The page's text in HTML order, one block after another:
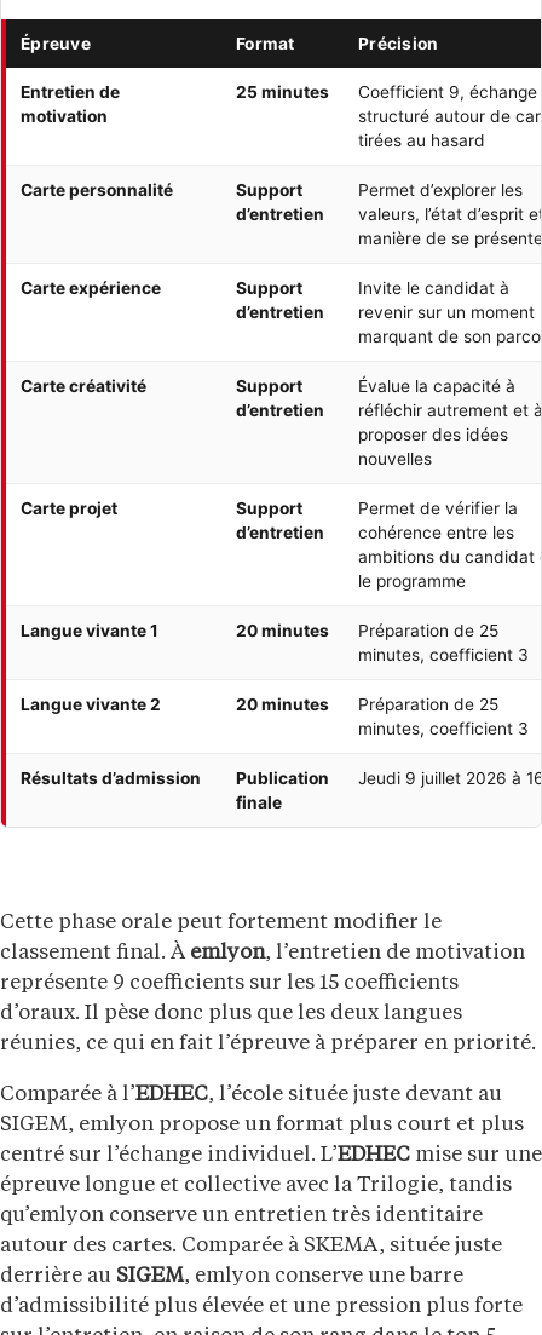
Épreuve Format Précision
Entretien de
motivation
25 minutes
Coefficient 9, échange
structuré autour de
tirées au hasard
Carte personnalité
Support
d’entretien
Permet d’explorer les
valeurs, l’état d’esprit
manière de se
Carte expérience
Support
d’entretien
Invite le candidat à
revenir sur un moment
marquant de son
Carte créativité
Support
d’entretien
Évalue la capacité à
réfléchir autrement et à
proposer des idées
nouvelles
Carte projet
Support
d’entretien
Permet de vérifier la
cohérence entre les
ambitions du candidat
le programme
Langue vivante 1 20 minutes
Préparation de 25
minutes, coefficient 3
Langue vivante 2 20 minutes
Préparation de 25
minutes, coefficient 3
Résultats d’admission
Publication
finale
Jeudi 9 juillet 2026 à
Cette phase orale peut fortement modifier le
classement final. À emlyon, l’entretien de motivation
représente 9 coefficients sur les 15 coefficients
d’oraux. Il pèse donc plus que les deux langues
réunies, ce qui en fait l’épreuve à préparer en priorité.
Comparée à l’EDHEC, l’école située juste devant au
SIGEM, emlyon propose un format plus court et plus
centré sur l’échange individuel. L’EDHEC mise sur une
épreuve longue et collective avec la Trilogie, tandis
qu’emlyon conserve un entretien très identitaire
autour des cartes. Comparée à SKEMA, située juste
derrière au SIGEM, emlyon conserve une barre
d’admissibilité plus élevée et une pression plus forte